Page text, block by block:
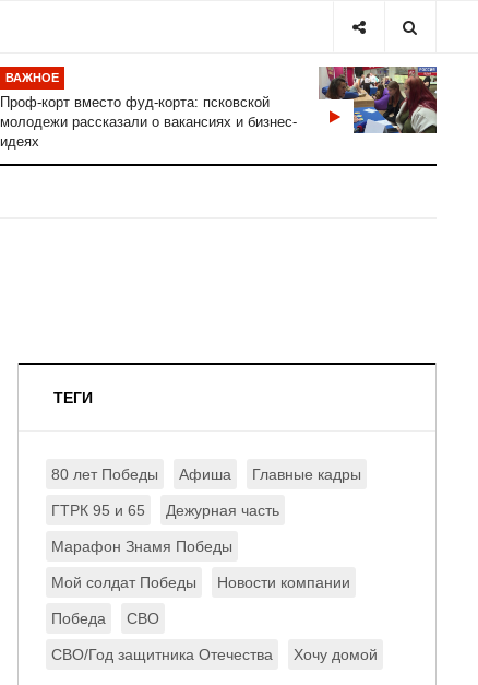
ВАЖНОЕ
Проф-корт вместо фуд-корта: псковской
молодежи рассказали о вакансиях и бизнес-
идеях
ТЕГИ
80 лет Победы Афиша Главные кадры
ГТРК 95 и 65 Дежурная часть
Марафон Знамя Победы
Мой солдат Победы Новости компании
Победа СВО
СВО/Год защитника Отечества Хочу домой